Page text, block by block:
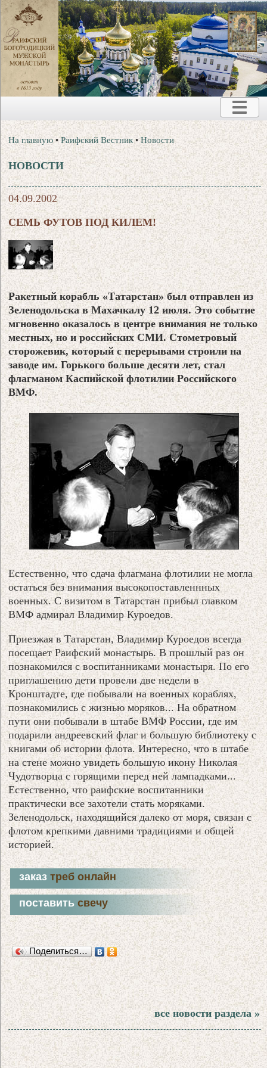
На главную •Раифский Вестник •Новости
НОВОСТИ
04.09.2002
СЕМЬ ФУТОВ ПОД КИЛЕМ!
Ракетный корабль «Татарстан» был отправлен из
Зеленодольска в Махачкалу 12 июля. Это событие
мгновенно оказалось в центре внимания не только
местных, но и российских СМИ. Стометровый
сторожевик, который с перерывами строили на
заводе им. Горького больше десяти лет, стал
флагманом Каспийской флотилии Российского
ВМФ.
Естественно, что сдача флагмана флотилии не могла
остаться без внимания высокопоставленнных
военных. С визитом в Татарстан прибыл главком
ВМФ адмирал Владимир Куроедов.
Приезжая в Татарстан, Владимир Куроедов всегда
посещает Раифский монастырь. В прошлый раз он
познакомился с воспитанниками монастыря. По его
приглашению дети провели две недели в
Кронштадте, где побывали на военных кораблях,
познакомились с жизнью моряков... На обратном
пути они побывали в штабе ВМФ России, где им
подарили андреевский флаг и большую библиотеку с
книгами об истории флота. Интересно, что в штабе
на стене можно увидеть большую икону Николая
Чудотворца с горящими перед ней лампадками...
Естественно, что раифские воспитанники
практически все захотели стать моряками.
Зеленодольск, находящийся далеко от моря, связан с
флотом крепкими давними традициями и общей
историей.
заказтреб онлайн
поставитьсвечу
Поделиться…
все новости раздела »